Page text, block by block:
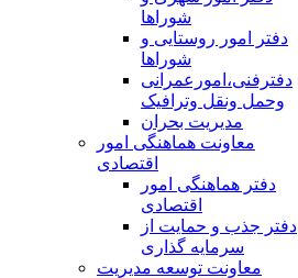
شوراها
دفتر امور روستایی و
شوراها
دفترفنی،امورعمرانی
وحمل ونقل وترافيک
مدیریت بحران
معاونت هماهنگی امور
اقتصادی
دفتر هماهنگی امور
اقتصادی
دفتر جذب و حمایت از
سرمایه گذاری
معاونت توسعه مدیریت